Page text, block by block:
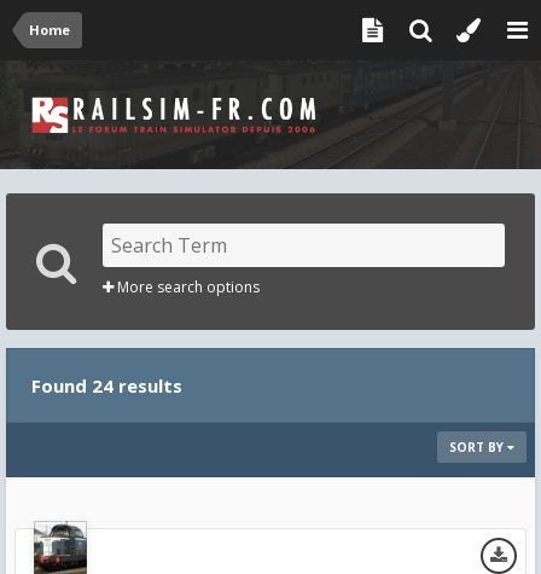
Home
More search options
Found 24 results
SORT BY